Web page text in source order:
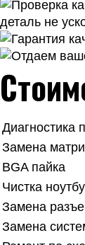
деталь не
Диагностика
Замена
BGA пайка
Чистка
Замена
Замена